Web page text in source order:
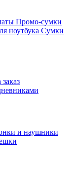
Промо-сумки
ноутбука Сумки
и наушники